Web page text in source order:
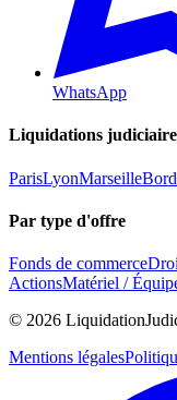
WhatsApp
Liquidations
ParisLyonMarseille
Par type d'offre
Fonds de commerce
ActionsMatériel /
© 2026
Mentions légales